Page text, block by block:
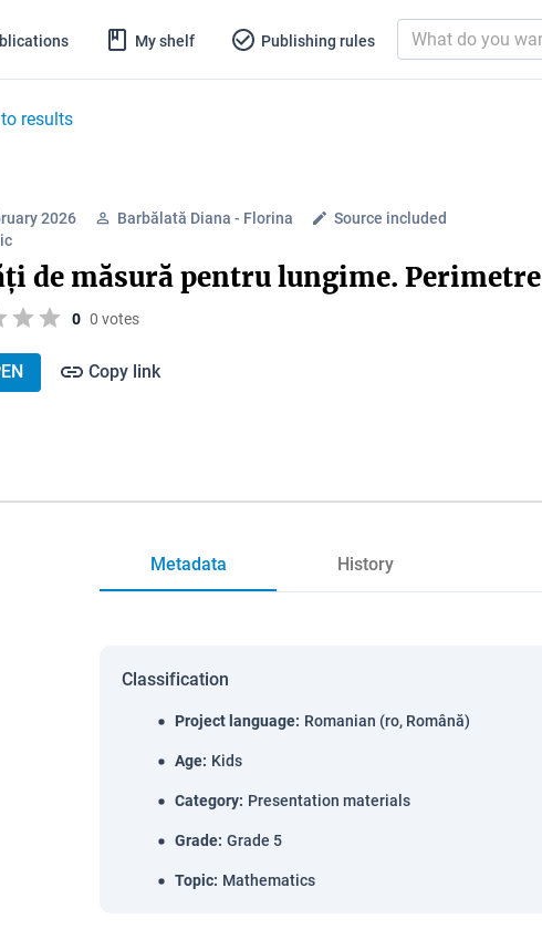
My shelf Publishing rules
results
2026 Barbălată Diana - Florina
Source included
de măsură pentru lungime. Perimetre
0 0 votes
Copy link
Metadata History
Classification
Project language: Romanian (ro, Română)
Age: Kids
Category: Presentation materials
Grade: Grade 5
Topic: Mathematics